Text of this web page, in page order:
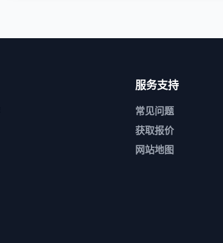
服务支持
常见问题
获取报价
网站地图